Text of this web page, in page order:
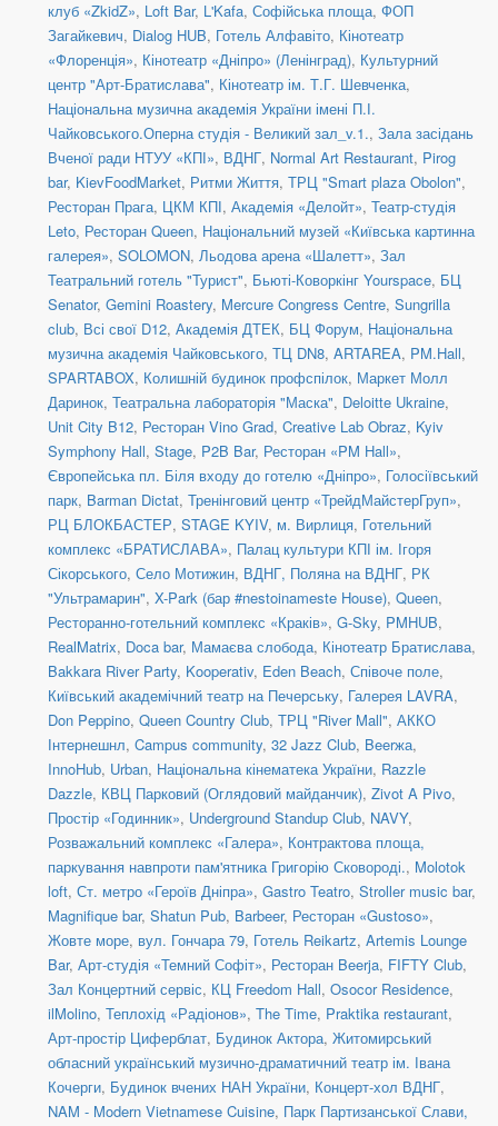
клуб «ZkidZ», Loft Bar, L'Kafa, Софійська площа, ФОП
Загайкевич, Dialog HUB, Готель Алфавіто, Кінотеатр
«Флоренція», Кінотеатр «Дніпро» (Ленінград), Культурний
центр "Арт-Братислава", Кінотеатр ім. Т.Г. Шевченка,
Національна музична академія України імені П.І.
Чайковського.Оперна студія - Великий зал_v.1., Зала засідань
Вченої ради НТУУ «КПІ», ВДНГ, Normal Art Restaurant, Pirog
bar, KievFoodMarket, Ритми Життя, ТРЦ "Smart plaza Obolon",
Ресторан Прага, ЦКМ КПІ, Академія «Делойт», Театр-студія
Leto, Ресторан Queen, Національний музей «Київська картинна
галерея», SOLOMON, Льодова арена «Шалетт», Зал
Театральний готель "Турист", Бьюті-Коворкінг Yourspace, БЦ
Senator, Gemini Roastery, Mercure Congress Centre, Sungrilla
club, Всі свої D12, Академія ДТЕК, БЦ Форум, Національна
музична академія Чайковського, ТЦ DN8, ARTAREA, PM.Hall,
SPARTABOX, Колишній будинок профспілок, Маркет Молл
Даринок, Театральна лабораторія "Маска", Deloitte Ukraine,
Unit City B12, Ресторан Vino Grad, Creative Lab Obraz, Kyiv
Symphony Hall, Stage, P2B Bar, Ресторан «PM Hall»,
Європейська пл. Біля входу до готелю «Дніпро», Голосіївський
парк, Barman Dictat, Тренінговий центр «ТрейдМайстерГруп»,
РЦ БЛОКБАСТЕР, STAGE KYIV, м. Вирлиця, Готельний
комплекс «БРАТИСЛАВА», Палац культури КПІ ім. Ігоря
Сікорського, Село Мотижин, ВДНГ, Поляна на ВДНГ, РК
"Ультрамарин", X-Park (бар #nestoinameste House), Queen,
Ресторанно-готельний комплекс «Краків», G-Sky, PMHUB,
RealMatrix, Doca bar, Мамаєва слобода, Кінотеатр Братислава,
Bakkara River Party, Kooperativ, Eden Beach, Співоче поле,
Київський академічний театр на Печерську, Галерея LAVRA,
Don Peppino, Queen Country Club, ТРЦ "River Mall", АККО
Інтернешнл, Campus community, 32 Jazz Club, Beerжа,
InnoHub, Urban, Національна кінематека України, Razzle
Dazzle, КВЦ Парковий (Оглядовий майданчик), Zivot A Pivo,
Простір «Годинник», Underground Standup Club, NAVY,
Розважальний комплекс «Галера», Контрактова площа,
паркування навпроти пам'ятника Григорію Сковороді., Molotok
loft, Ст. метро «Героїв Дніпра», Gastro Teatro, Stroller music bar,
Magnifique bar, Shatun Pub, Barbeer, Ресторан «Gustoso»,
Жовте море, вул. Гончара 79, Готель Reikartz, Artemis Lounge
Bar, Арт-студія «Темний Софіт», Ресторан Beerja, FIFTY Club,
Зал Концертний сервіс, КЦ Freedom Hall, Osocor Residence,
ilMolino, Теплохід «Радіонов», The Time, Praktika restaurant,
Арт-простір Циферблат, Будинок Актора, Житомирський
обласний український музично-драматичний театр ім. Івана
Кочерги, Будинок вчених НАН України, Концерт-хол ВДНГ,
NAM - Modern Vietnamese Cuisine, Парк Партизанської Слави,